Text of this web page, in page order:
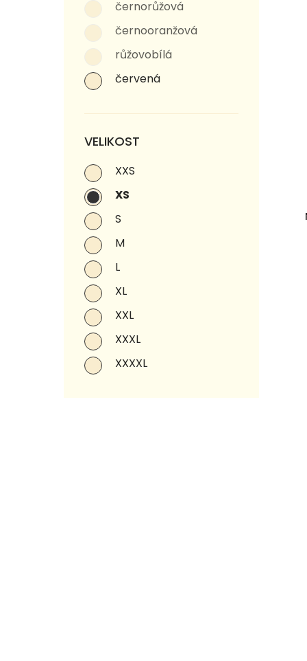
černorůžová
černooranžová
růžovobílá
červená
VELIKOST
XXS
XS
S
M
L
XL
XXL
XXXL
XXXXL